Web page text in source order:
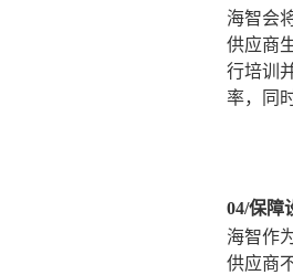
海智会
供应商
行培训
率，同
04/保障
海智作
供应商